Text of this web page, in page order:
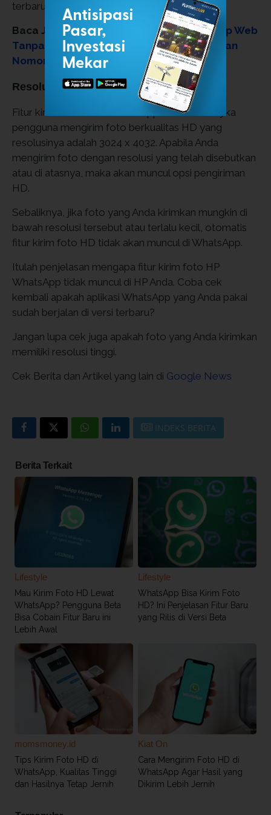
terbaru.
Baca Juga:Cara Alternatif Login WhatsApp Web
Tanpa QR Code atau Kode QR, Bisa Tautkan
Nomor HP
Resolusi dan kualitas foto terlalu kecil
Fitur kirim foto HD di WhatsApp akan muncul jika
pengguna mengirim foto berkualitas HD yang
resolusinya adalah 3024 x 4032. Apabila Anda
mengirim foto dengan resolusi yang telah disebutkan
atau di atasnya, maka akan muncul opsi pengiriman
HD.
Sebaliknya, jika foto yang Anda kirimkan mungkin di
bawah resolusi tersebut atau terlalu kecil, otomatis
fitur kirim foto HD tidak akan muncul di WhatsApp.
Itulah penjelasan mengapa fitur kirim foto HP
WhatsApp tidak muncul di HP Anda. Coba cek
kembali apakah aplikasi WhatsApp yang Anda pakai
sudah berjalan di versi terbaru?
Jangan lupa cek juga apakah foto yang Anda kirimkan
memiliki resolusi tinggi.
Cek Berita dan Artikel yang lain di Google News
INDEKS BERITA
Berita Terkait
Lifestyle
Mau Kirim Foto HD Lewat
WhatsApp? Pengguna Beta
Bisa Cobain Fitur Baru ini
Lebih Awal
Lifestyle
WhatsApp Bisa Kirim Foto
HD? Ini Penjelasan Fitur Baru
yang Rilis di Versi Beta
momsmoney.id
Tips Kirim Foto HD di
WhatsApp, Kualitas Tinggi
dan Hasilnya Tetap Jernih
Kiat On
Cara Mengirim Foto HD di
WhatsApp Agar Hasil yang
Dikirim Lebih Jernih